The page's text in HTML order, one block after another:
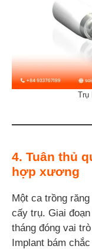
Trụ
4. Tuân thủ
hợp xương
Một ca trồng
cấy trụ. Giai
tháng đóng vai
Implant bám